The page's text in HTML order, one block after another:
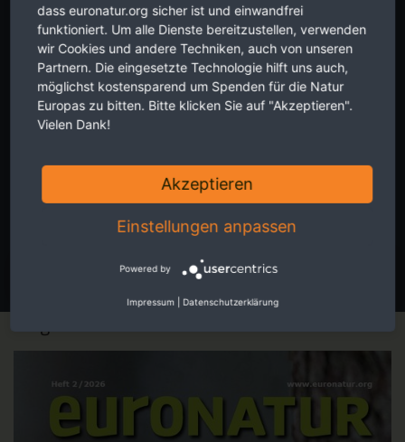
Aktuelles aus erster Hand zu grenz-überschreitendem
Naturschutz in Europa. Zwei Mal im Monat, kostenlos für Sie. Hier
Die Hinweise zumDatenschutzhabe ich verstanden.
JETZT ANMELDEN
Magazin
dass euronatur.org sicher ist und einwandfrei
funktioniert. Um alle Dienste bereitzustellen, verwenden
wir Cookies und andere Techniken, auch von unseren
Partnern. Die eingesetzte Technologie hilft uns auch,
möglichst kostensparend um Spenden für die Natur
Europas zu bitten. Bitte klicken Sie auf "Akzeptieren".
Vielen Dank!
Akzeptieren
Einstellungen anpassen
Powered by
Impressum Datenschutzerklärung